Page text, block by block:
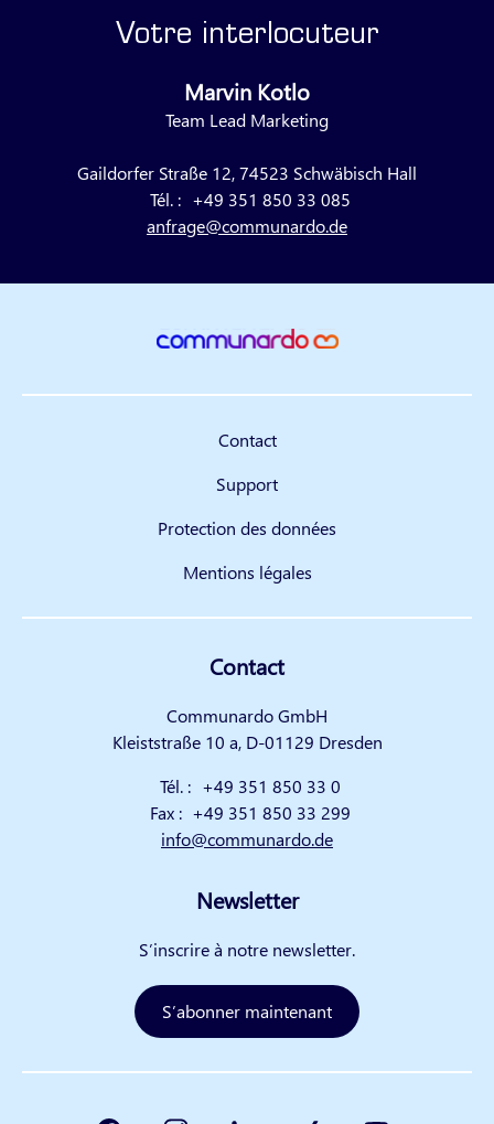
Votre interlocuteur
Marvin Kotlo
Team Lead Marketing
Gaildorfer Straße 12, 74523 Schwäbisch Hall
Tél. : +49 351 850 33 085
anfrage@communardo.de
Contact
Support
Protection des données
Mentions légales
Contact
Communardo GmbH
Kleiststraße 10 a, D-01129 Dresden
Tél. : +49 351 850 33 0
Fax : +49 351 850 33 299
info@communardo.de
Newsletter
S’inscrire à notre newsletter.
S’abonner maintenant